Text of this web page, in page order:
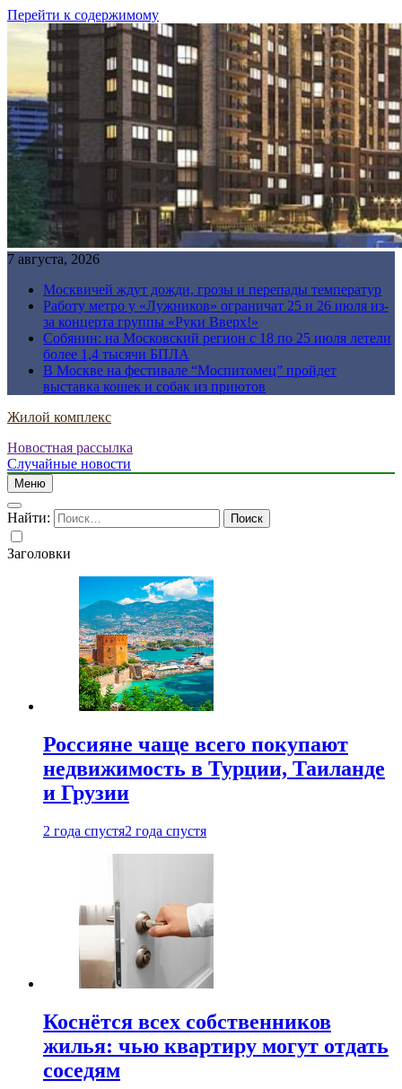
Перейти к содержимому
7 августа, 2026
Москвичей ждут дожди, грозы и перепады температур
Работу метро у «Лужников» ограничат 25 и 26 июля из-
за концерта группы «Руки Вверх!»
Собянин: на Московский регион с 18 по 25 июля летели
более 1,4 тысячи БПЛА
В Москве на фестивале “Моспитомец” пройдет
выставка кошек и собак из приютов
Жилой комплекс
Новостная рассылка
Случайные новости
Меню
Найти:
Заголовки
Россияне чаще всего покупают
недвижимость в Турции, Таиланде
и Грузии
2 года спустя2 года спустя
Коснётся всех собственников
жилья: чью квартиру могут отдать
соседям